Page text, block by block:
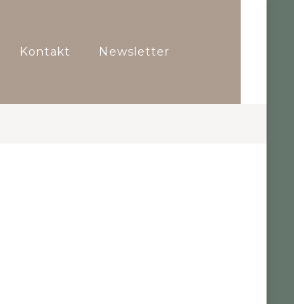
Kontakt Newsletter